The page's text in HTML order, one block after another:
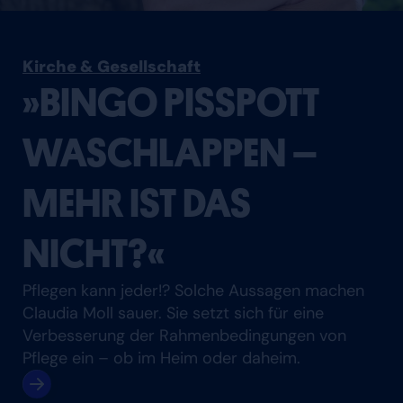
Kirche & Gesellschaft
»BINGO PISSPOTT
WASCHLAPPEN –
MEHR IST DAS
NICHT?«
Pflegen kann jeder!? Solche Aussagen machen
Claudia Moll sauer. Sie setzt sich für eine
Verbesserung der Rahmenbedingungen von
Pflege ein – ob im Heim oder daheim.